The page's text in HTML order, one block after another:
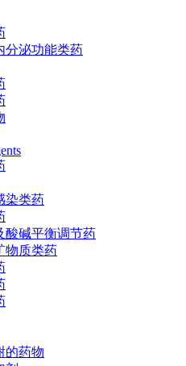
分泌功能类药
染类药
酸碱平衡调节药
物质类药
的药物